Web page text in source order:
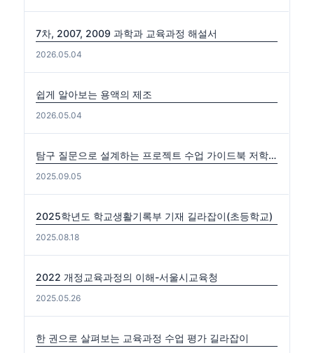
7차, 2007, 2009 과학과 교육과정 해설서
2026.05.04
쉽게 알아보는 용액의 제조
2026.05.04
탐구 질문으로 설계하는 프로젝트 수업 가이드북 저학년편. 중·고학년편
2025.09.05
2025학년도 학교생활기록부 기재 길라잡이(초등학교)
2025.08.18
2022 개정교육과정의 이해-서울시교육청
2025.05.26
한 권으로 살펴보는 교육과정 수업 평가 길라잡이